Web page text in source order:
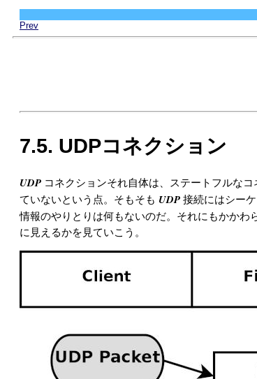
Prev
7.5. UDPコネクション
UDP コネクションそれ自体は、ステートフルな
ていないという点。そもそも UDP 接続にはシー
情報のやりとりは何もないのだ。それにもかかわ
に見えるかを見ていこう。